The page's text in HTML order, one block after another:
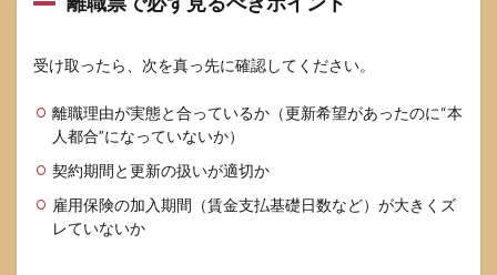
受け取ったら、次を真っ先に確認してください。
離職理由が実態と合っているか（更新希望があったのに“本
人都合”になっていないか）
契約期間と更新の扱いが適切か
雇用保険の加入期間（賃金支払基礎日数など）が大きくズ
レていないか